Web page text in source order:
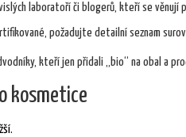
laboratoří či blogerů, kteří se věnují
požadujte detailní seznam
kteří jen přidali „bio“ na obal a
kosmetice